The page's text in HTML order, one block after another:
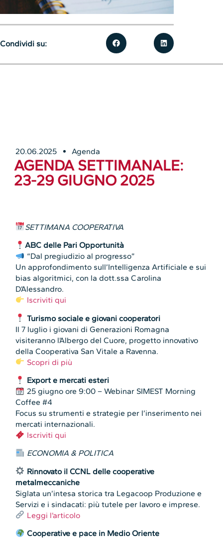
20.06.2025 Agenda
AGENDA SETTIMANALE:
23-29 GIUGNO 2025
SETTIMANA COOPERATIVA
ABC delle Pari Opportunità
“Dal pregiudizio al progresso”
Un approfondimento sull’Intelligenza Artificiale e sui
bias algoritmici, con la dott.ssa Carolina
D’Alessandro.
Iscriviti qui
Turismo sociale e giovani cooperatori
Il 7 luglio i giovani di Generazioni Romagna
visiteranno l’Albergo del Cuore, progetto innovativo
della Cooperativa San Vitale a Ravenna.
Scopri di più
Export e mercati esteri
25 giugno ore 9:00 – Webinar SIMEST Morning
Coffee #4
Focus su strumenti e strategie per l’inserimento nei
mercati internazionali.
Iscriviti qui
ECONOMIA & POLITICA
Rinnovato il CCNL delle cooperative
metalmeccaniche
Siglata un’intesa storica tra Legacoop Produzione e
Servizi e i sindacati: più tutele per lavoro e imprese.
Leggi l’articolo
Cooperative e pace in Medio Oriente
Condividi su: